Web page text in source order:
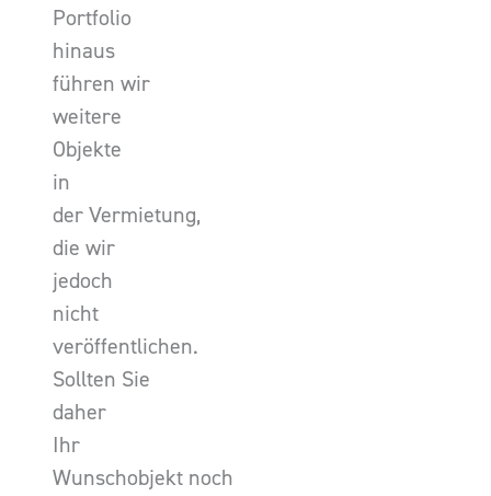
Portfolio
hinaus
führen wir
weitere
Objekte
in
der Vermietung,
die wir
jedoch
nicht
veröffentlichen.
Sollten Sie
daher
Ihr
Wunschobjekt noch